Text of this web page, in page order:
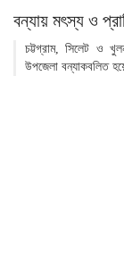
বন্যায় মৎস্য ও
চট্টগ্রাম, সিলেট ও
উপজেলা বন্যাকবলিত